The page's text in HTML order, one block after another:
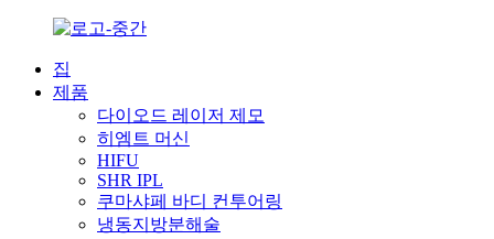
집
제품
다이오드 레이저 제모
히엠트 머신
HIFU
SHR IPL
쿠마샤페 바디 컨투어링
냉동지방분해술